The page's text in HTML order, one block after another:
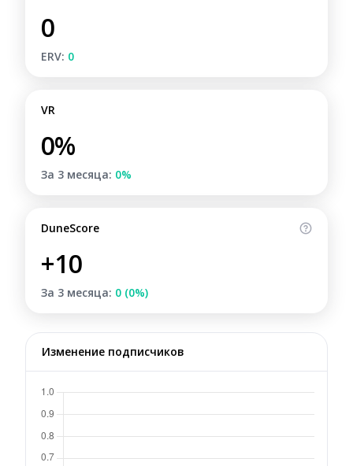
0
ERV: 0
VR
0%
За 3 месяца: 0%
DuneScore
+10
За 3 месяца: 0 (0%)
Изменение подписчиков